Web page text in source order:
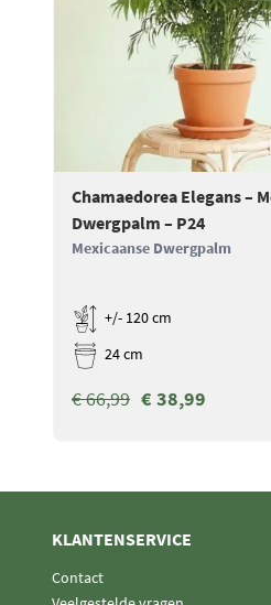
Chamaedorea Elegans –
Dwergpalm – P24
Mexicaanse Dwergpalm
+/- 120 cm
24 cm
€ 38,99
€ 66,99
KLANTENSERVICE
Contact